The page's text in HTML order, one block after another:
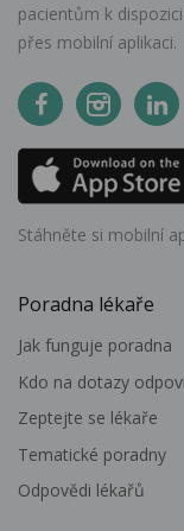
pacientům k
přes mobilní aplikaci.
Stáhněte si mobilní
Poradna lékaře
Jak funguje poradna
Kdo na dotazy
Zeptejte se lékaře
Tematické poradny
Odpovědi lékařů